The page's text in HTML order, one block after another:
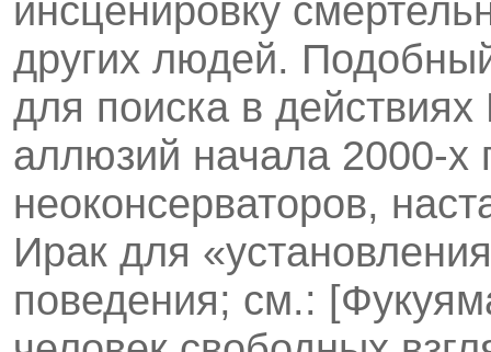
инсценировку
других людей.
для поиска в
аллюзий начала 2000-х
неоконсерваторов,
Ирак для
поведения; см.: